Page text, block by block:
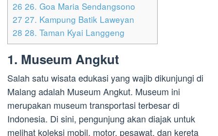
26 26. Goa Maria Sendangsono
27 27. Kampung Batik Laweyan
28 28. Taman Kyai Langgeng
1. Museum Angkut
Salah satu wisata edukasi yang wajib dikunjungi di
Malang adalah Museum Angkut. Museum ini
merupakan museum transportasi terbesar di
Indonesia. Di sini, pengunjung akan diajak untuk
melihat koleksi mobil, motor, pesawat, dan kereta